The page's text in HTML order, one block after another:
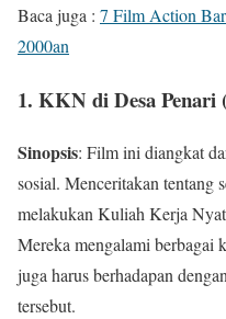
Baca juga : 7 Film Action
2000an
1. KKN di Desa Penari
Sinopsis: Film ini diangkat
sosial. Menceritakan tentang
melakukan Kuliah Kerja
Mereka mengalami berbagai
juga harus berhadapan
tersebut.